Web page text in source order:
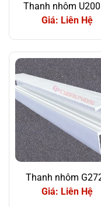
Thanh nhôm
Giá: Liên Hệ
Thanh nhôm
Giá: Liên Hệ